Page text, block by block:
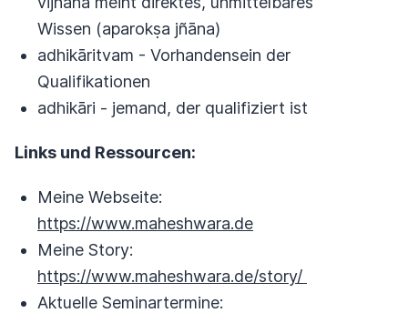
Wissen (aparokṣa jñāna)
adhikāritvam - Vorhandensein der
Qualifikationen
adhikāri - jemand, der qualifiziert ist
Links und Ressourcen:
Meine Webseite:
https://www.maheshwara.de
Meine Story:
https://www.maheshwara.de/story/
Aktuelle Seminartermine: